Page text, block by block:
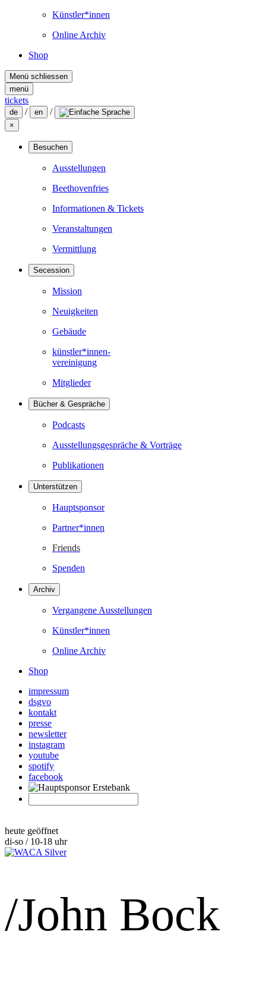
Künstler*innen
Online Archiv
Shop
Menü schliessen
menü
tickets
de / en /
×
Besuchen
Ausstellungen
Beethovenfries
Informationen & Tickets
Veranstaltungen
Vermittlung
Secession
Mission
Neuigkeiten
Gebäude
künstler*innen-
vereinigung
Mitglieder
Bücher & Gespräche
Podcasts
Ausstellungsgespräche & Vorträge
Publikationen
Unterstützen
Hauptsponsor
Partner*innen
Friends
Spenden
Archiv
Vergangene Ausstellungen
Künstler*innen
Online Archiv
Shop
impressum
dsgvo
kontakt
presse
newsletter
instagram
youtube
spotify
facebook
heute geöffnet
di-so / 10-18 uhr
/John Bock